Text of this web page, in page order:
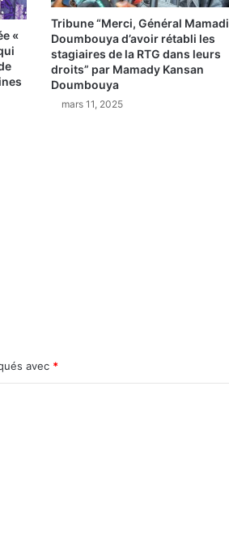
«
Tribune “Merci, Général Mamadi
Doumbouya d’avoir rétabli les
stagiaires de la RTG dans leurs
droits” par Mamady Kansan
Doumbouya
mars 11, 2025
avec *